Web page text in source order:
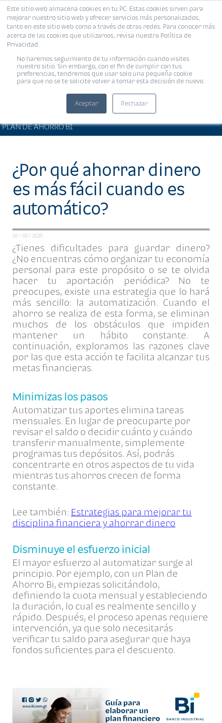
Este sitio web almacena cookies en tu PC. Estas cookies sirven para
mejorar nuestro sitio web y ofrecer servicios más personalizados,
tanto en este sitio web como a través de otras redes. Para conocer más
acerca de las cookies que utilizamos, revisa nuestra Política de
Privacidad.
No haremos seguimiento de tu información cuando visites
nuestro sitio. Sin embargo, con el fin de cumplir con tus
preferencias, tendremos que usar solo una pequeña cookie
para que no se te solicite volver a tomar esta decisión de nuevo.
Aceptar Rechazar
MENÚ
PLAN DE AHORRO BI
¿Por qué ahorrar dinero
es más fácil cuando es
automático?
28 / 02 / 2025
¿Tienes dificultades para guardar dinero?
¿No encuentras cómo organizar tu economía
personal para este propósito o se te olvida
hacer tu aportación periódica? No te
preocupes, existe una estrategia que lo hará
más sencillo: la automatización. Cuando el
ahorro se realiza de esta forma, se eliminan
muchos de los obstáculos que impiden
mantener un hábito constante. A
continuación, exploramos las razones clave
por las que esta acción te facilita alcanzar tus
metas financieras.
Minimizas los pasos
Automatizar tus aportes elimina tareas
mensuales. En lugar de preocuparte por
revisar el saldo o decidir cuánto y cuándo
transferir manualmente, simplemente
programas tus depósitos. Así, podrás
concentrarte en otros aspectos de tu vida
mientras tus ahorros crecen de forma
constante.
Lee también: Estrategias para mejorar tu
disciplina financiera y ahorrar dinero
Disminuye el esfuerzo inicial
El mayor esfuerzo al automatizar surge al
principio. Por ejemplo, con un Plan de
Ahorro Bi, empiezas solicitándolo,
definiendo la cuota mensual y estableciendo
la duración, lo cual es realmente sencillo y
rápido. Después, el proceso apenas requiere
intervención, ya que solo necesitarás
verificar tu saldo para asegurar que haya
fondos suficientes para el descuento.